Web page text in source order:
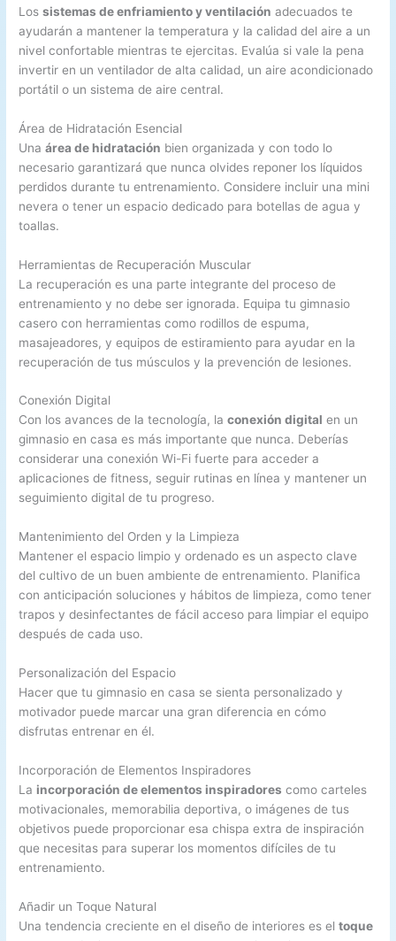
Lossistemas de enfriamiento y ventilación adecuados te
ayudarán a mantener la temperatura y la calidad del aire a un
nivel confortable mientras te ejercitas. Evalúa si vale la pena
invertir en un ventilador de alta calidad, un aire acondicionado
portátil o un sistema de aire central.
Área de Hidratación Esencial
Unaárea de hidratación bien organizada y con todo lo
necesario garantizará que nunca olvides reponer los líquidos
perdidos durante tu entrenamiento. Considere incluir una mini
nevera o tener un espacio dedicado para botellas de agua y
toallas.
Herramientas de Recuperación Muscular
La recuperación es una parte integrante del proceso de
entrenamiento y no debe ser ignorada. Equipa tu gimnasio
casero con herramientas como rodillos de espuma,
masajeadores, y equipos de estiramiento para ayudar en la
recuperación de tus músculos y la prevención de lesiones.
Conexión Digital
Con los avances de la tecnología, laconexión digital en un
gimnasio en casa es más importante que nunca. Deberías
considerar una conexión Wi-Fi fuerte para acceder a
aplicaciones de fitness, seguir rutinas en línea y mantener un
seguimiento digital de tu progreso.
Mantenimiento del Orden y la Limpieza
Mantener el espacio limpio y ordenado es un aspecto clave
del cultivo de un buen ambiente de entrenamiento. Planifica
con anticipación soluciones y hábitos de limpieza, como tener
trapos y desinfectantes de fácil acceso para limpiar el equipo
después de cada uso.
Personalización del Espacio
Hacer que tu gimnasio en casa se sienta personalizado y
motivador puede marcar una gran diferencia en cómo
disfrutas entrenar en él.
Incorporación de Elementos Inspiradores
La incorporación de elementos inspiradores como carteles
motivacionales, memorabilia deportiva, o imágenes de tus
objetivos puede proporcionar esa chispa extra de inspiración
que necesitas para superar los momentos difíciles de tu
entrenamiento.
Añadir un Toque Natural
Una tendencia creciente en el diseño de interiores es eltoque